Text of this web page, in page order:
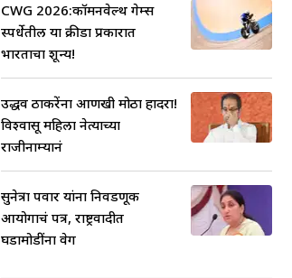
CWG 2026:कॉमनवेल्थ गेम्स
स्पर्धेतील या क्रीडा प्रकारात
भारताचा शून्य!
उद्धव ठाकरेंना आणखी मोठा हादरा!
विश्वासू महिला नेत्याच्या
राजीनाम्यानं
सुनेत्रा पवार यांना निवडणूक
आयोगाचं पत्र, राष्ट्रवादीत
घडामोडींना वेग